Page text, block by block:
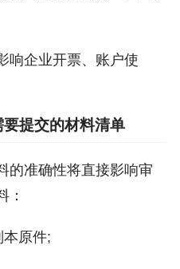
响企业开票、账户使
提交的材料清单
的准确性将直接影响审
：
原件;